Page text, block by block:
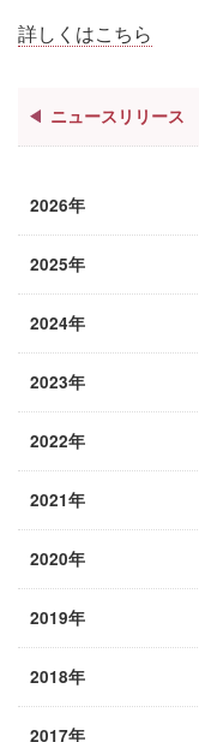
詳しくはこちら
ニュースリリース
2026年
2025年
2024年
2023年
2022年
2021年
2020年
2019年
2018年
2017年